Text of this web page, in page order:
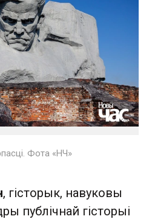
Фота «НЧ»
, гісторык, навуковы
публічнай гісторыі